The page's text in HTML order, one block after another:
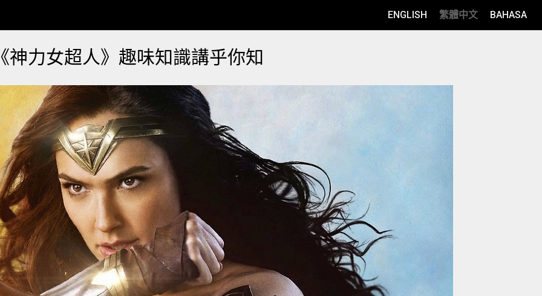
ENGLISH 繁體中文 BAHASA
神力女超人》趣味知識講乎你知